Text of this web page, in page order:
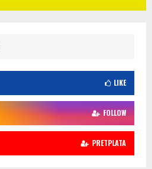
LIKE
FOLLOW
PRETPLATA